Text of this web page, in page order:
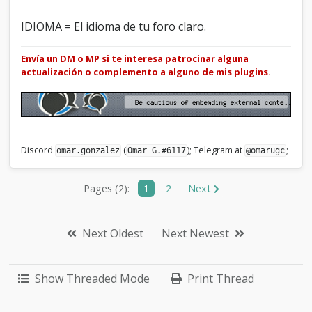
class="post_management_buttons
{$post['button_quickdelete']}
{$post['button_quote']}{$post['thanks']}
{$post['button_multiquote']}
{$post['button_report']}
{$post['button_warn']}
{$post['button_reply_pm']}
{$post['button_forward_pm']}
			</td>
{$post['button_warn']}
{$post['button_reply_pm']}
{$post['button_forward_pm']}
{$post['button_delete_pm']}</td>
		</table>
	</td>
IDIOMA = El idioma de tu foro claro.
Envía un DM o MP si te interesa patrocinar alguna
actualización o complemento a alguno de mis plugins.
Discord omar.gonzalez (Omar G.#6117); Telegram at @omarugc ;
Pages (2): 1 2 Next
Next Oldest Next Newest
Show Threaded Mode Print Thread